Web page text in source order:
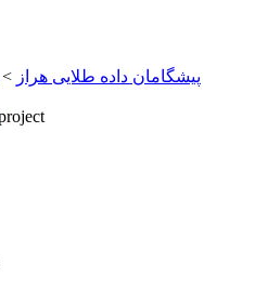
پیشگامان داده طلایی هراز >